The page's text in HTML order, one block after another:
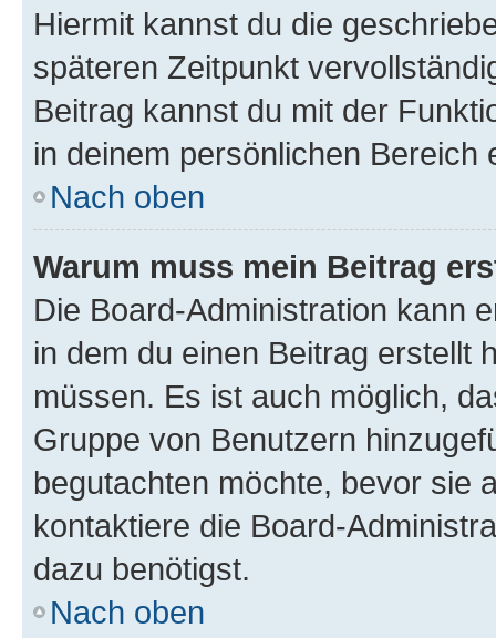
Hiermit kannst du die
späteren Zeitpunkt
Beitrag kannst du mit der
in deinem persönlichen Bereich
Nach oben
Warum muss mein Beitrag
Die Board-Administration kann
in dem du einen Beitrag erstellt
müssen. Es ist auch möglich,
Gruppe von Benutzern
begutachten möchte, bevor sie
kontaktiere die Board-
dazu benötigst.
Nach oben